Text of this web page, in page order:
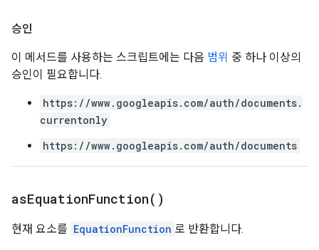
승인
이 메서드를 사용하는 스크립트에는 다음 범위 중 하나 이상의
승인이 필요합니다.
https://www.googleapis.com/auth/documents.
currentonly
https://www.googleapis.com/auth/documents
asEquationFunction( )
현재 요소를 EquationFunction 로 반환합니다.